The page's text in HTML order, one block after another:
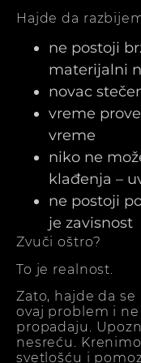
Hajde da
ne postoji
materijalni
novac
vreme
vreme
niko ne
klađenja –
ne postoji
je zavisnost
Zvuči oštro?
To je realnost.
Zato, hajde da
ovaj problem i
propadaju.
nesreću.
svetlošću i